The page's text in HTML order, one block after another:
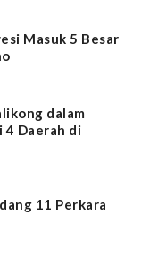
Masuk 5 Besar
dalam
4 Daerah di
11 Perkara